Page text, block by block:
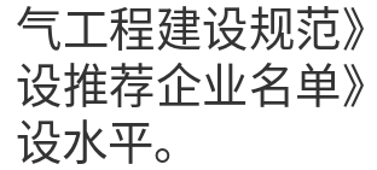
气工程建设规范
设推荐企业名单
设水平。